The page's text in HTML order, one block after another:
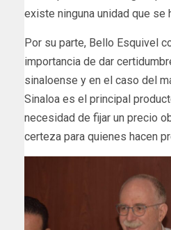
existe ninguna unidad que se
Por su parte, Bello Esquivel
importancia de dar
sinaloense y en el caso del
Sinaloa es el principal
necesidad de fijar un precio
certeza para quienes hacen